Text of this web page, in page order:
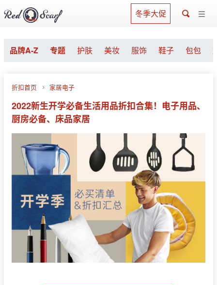
冬季大促
品牌A-Z 专题 护肤 美妆 服饰 鞋子 包包
折扣首页 家居电子
2022新生开学必备生活用品折扣合集！电子用品、
厨房必备、床品家居